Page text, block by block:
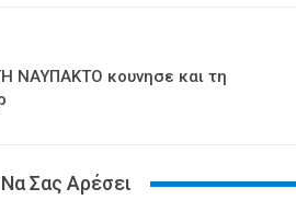
ΝΑΥΠΑΚΤΟ κουνησε και τη
Σας Αρέσει